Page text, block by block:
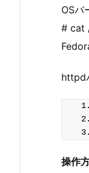
OSバ
# cat
httpd
操作